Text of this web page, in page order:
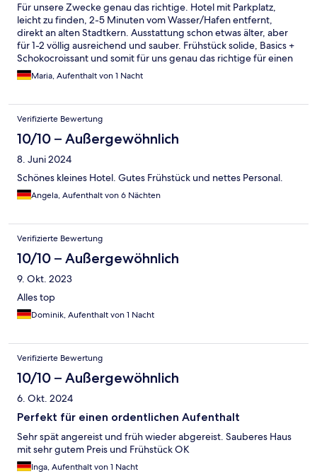
Für unsere Zwecke genau das richtige. Hotel mit Parkplatz,
leicht zu finden, 2-5 Minuten vom Wasser/Hafen entfernt,
direkt an alten Stadtkern. Ausstattung schon etwas älter, aber
für 1-2 völlig ausreichend und sauber. Frühstück solide, Basics +
Schokocroissant und somit für uns genau das richtige für einen
guten Start in den Tag im Nationalpark.
Maria, Aufenthalt von 1 Nacht
Verifizierte Bewertung
10/10 – Außergewöhnlich
8. Juni 2024
Schönes kleines Hotel. Gutes Frühstück und nettes Personal.
Angela, Aufenthalt von 6 Nächten
Verifizierte Bewertung
10/10 – Außergewöhnlich
9. Okt. 2023
Alles top
Dominik, Aufenthalt von 1 Nacht
Verifizierte Bewertung
10/10 – Außergewöhnlich
6. Okt. 2024
Perfekt für einen ordentlichen Aufenthalt
Sehr spät angereist und früh wieder abgereist. Sauberes Haus
mit sehr gutem Preis und Frühstück OK
Inga, Aufenthalt von 1 Nacht